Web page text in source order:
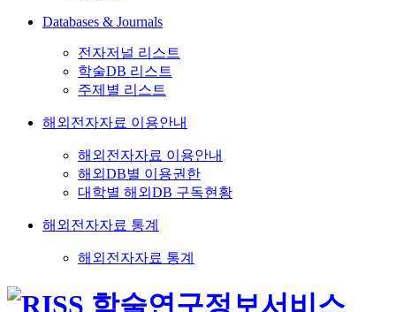
Databases & Journals
전자저널 리스트
학술DB 리스트
주제별 리스트
해외전자자료 이용안내
해외전자자료 이용안내
해외DB별 이용권한
대학별 해외DB 구독현황
해외전자자료 통계
해외전자자료 통계